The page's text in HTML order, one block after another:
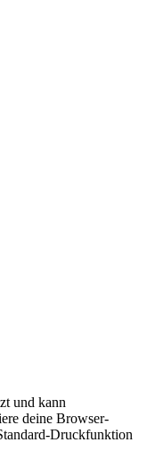
und kann
deine Browser-
Druckfunktion